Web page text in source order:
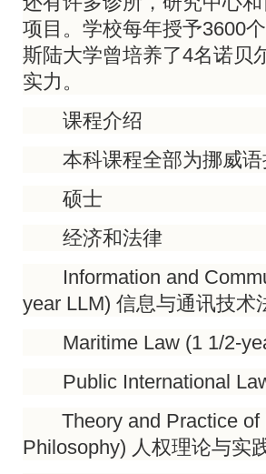
项目。学校每年授予3600
斯陆大学曾培养了4名诺贝
实力。
课程介绍
本科课程全部为挪威语
硕士
经济和法律
Information and
year LLM) 信息与通讯技术
Maritime Law (1 1/2-
Public International
Theory and Practice of
Philosophy) 人权理论与实